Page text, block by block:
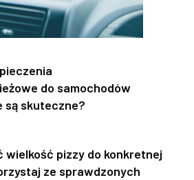
do samochodów
są skuteczne?
wielkość pizzy do konkretnej
ze sprawdzonych